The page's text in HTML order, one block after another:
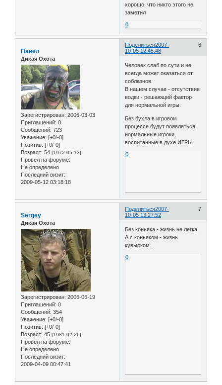
хорошо, что никто этого не
заметил
0
Поделиться 6
2007-
10-05 12:45:48
Павел
Дикая Охота
Зарегистрирован: 2006-03-03
Приглашений: 0
Сообщений: 723
Уважение: [+0/-0]
Позитив: [+0/-0]
Возраст: 54 [1972-05-13]
Провел на форуме:
Не определено
Последний визит:
2009-05-12 03:18:18
Человек слаб по сути и не
всегда может оказаться от
соблазнов.
В нашем случае - отсутствие
водки - решающий фактор
для нормальной игры.
Без бухла в игровом
процессе будут появляться
нормальные игроки,
воспитанные в духе ИГРЫ.
0
Поделиться 7
2007-
10-05 13:27:52
Sergey
Дикая Охота
Зарегистрирован: 2006-06-19
Приглашений: 0
Сообщений: 354
Уважение: [+0/-0]
Позитив: [+0/-0]
Возраст: 45 [1981-02-26]
Провел на форуме:
Не определено
Последний визит:
2009-04-09 00:47:41
Без коньяка - жизнь не легка,
А с коньяком - жизнь
кувырком..
0